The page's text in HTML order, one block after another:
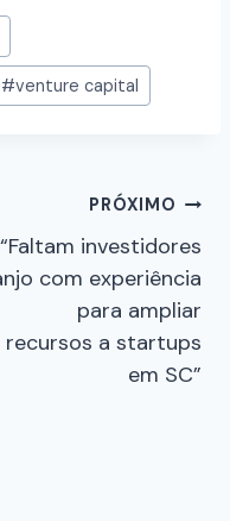
#venture capital
PRÓXIMO
“Faltam investidores
com experiência
para ampliar
recursos a startups
em SC”